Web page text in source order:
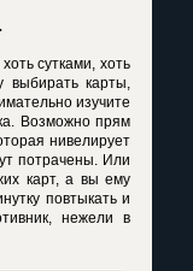
сутками, хоть
карты,
изучите
Возможно прям
нивелирует
потрачены. Или
карт, а вы ему
повтыкать и
нежели в